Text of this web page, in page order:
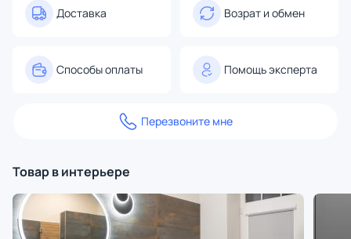
Доставка Возрат и обмен
Способы оплаты Помощь эксперта
Перезвоните мне
Товар в интерьере